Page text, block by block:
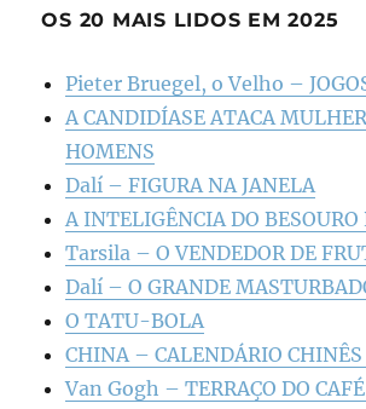
OS 20 MAIS LIDOS EM 2025
Pieter Bruegel, o Velho –
A CANDIDÍASE ATACA
HOMENS
Dalí – FIGURA NA JANELA
A INTELIGÊNCIA DO
Tarsila – O VENDEDOR DE
Dalí – O GRANDE
O TATU-BOLA
CHINA – CALENDÁRIO
Van Gogh – TERRAÇO DO